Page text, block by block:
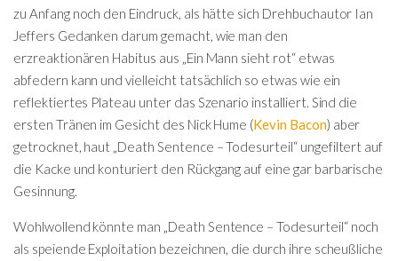
zu Anfang noch den Eindruck, als hätte sich Drehbuchautor Ian
Jeffers Gedanken darum gemacht, wie man den
erzreaktionären Habitus aus „Ein Mann sieht rot“ etwas
abfedern kann und vielleicht tatsächlich so etwas wie ein
reflektiertes Plateau unter das Szenario installiert. Sind die
ersten Tränen im Gesicht des Nick Hume (Kevin Bacon) aber
getrocknet, haut „Death Sentence – Todesurteil“ ungefiltert auf
die Kacke und konturiert den Rückgang auf eine gar barbarische
Gesinnung.
Wohlwollend könnte man „Death Sentence – Todesurteil“ noch
als speiende Exploitation bezeichnen, die durch ihre scheußliche